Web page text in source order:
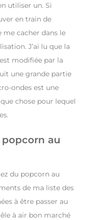
utiliser un. Si
en train de
me cacher dans le
J’ai lu que la
modifiée par la
une grande partie
ondes est une
chose pour lequel
au
du popcorn au
de ma liste des
à être passer au
à air bon marché